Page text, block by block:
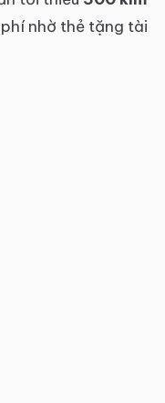
nhờ thẻ tặng tài